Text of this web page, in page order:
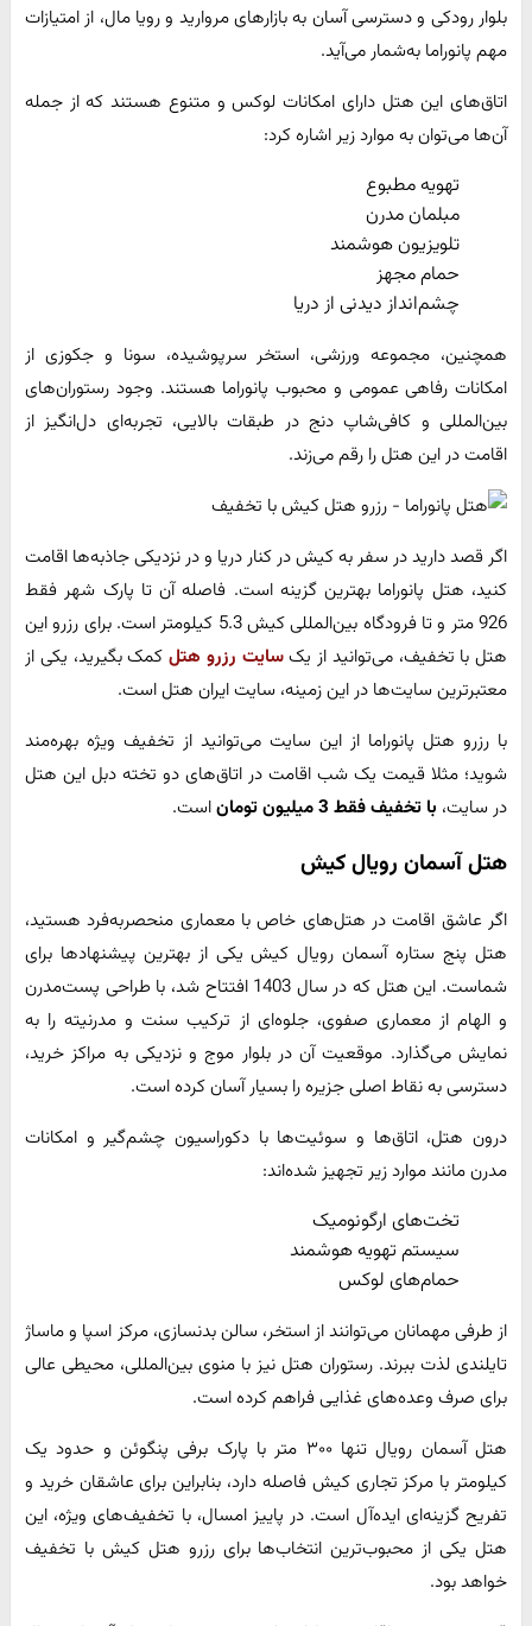
بلوار رودکی و دسترسی آسان به بازارهای مروارید و رویا مال، از امتیازات
مهم پانوراما به‌شمار می‌آید.
اتاق‌های این هتل دارای امکانات لوکس و متنوع هستند که از جمله
آن‌ها می‌توان به موارد زیر اشاره کرد:
تهویه مطبوع
مبلمان مدرن
تلویزیون هوشمند
حمام مجهز
چشم‌انداز دیدنی از دریا
همچنین، مجموعه ورزشی، استخر سرپوشیده، سونا و جکوزی از
امکانات رفاهی عمومی و محبوب پانوراما هستند. وجود رستوران‌های
بین‌المللی و کافی‌شاپ دنج در طبقات بالایی، تجربه‌ای دل‌انگیز از
اقامت در این هتل را رقم می‌زند.
اگر قصد دارید در سفر به کیش در کنار دریا و در نزدیکی جاذبه‌ها اقامت
کنید، هتل پانوراما بهترین گزینه است. فاصله آن تا پارک شهر فقط
926 متر و تا فرودگاه بین‌المللی کیش 5.3 کیلومتر است. برای رزرو این
هتل با تخفیف، می‌توانید از یکسایت رزرو هتل کمک بگیرید، یکی از
معتبرترین سایت‌ها در این زمینه، سایت ایران هتل است.
با رزرو هتل پانوراما از این سایت می‌توانید از تخفیف ویژه بهره‌مند
شوید؛ مثلا قیمت یک شب اقامت در اتاق‌های دو تخته دبل این هتل
در سایت، با تخفیففقط 3 میلیون تومان است.
هتل آسمان رویال کیش
اگر عاشق اقامت در هتل‌های خاص با معماری منحصربه‌فرد هستید،
هتل پنج‌ ستاره آسمان رویال کیش یکی از بهترین پیشنهادها برای
شماست. این هتل که در سال 1403 افتتاح شد، با طراحی پست‌مدرن
و الهام از معماری صفوی، جلوه‌ای از ترکیب سنت و مدرنیته را به
نمایش می‌گذارد. موقعیت آن در بلوار موج و نزدیکی به مراکز خرید،
دسترسی به نقاط اصلی جزیره را بسیار آسان کرده است.
درون هتل، اتاق‌ها و سوئیت‌ها با دکوراسیون چشم‌گیر و امکانات
مدرن مانند موارد زیر تجهیز شده‌اند:
تخت‌های ارگونومیک
سیستم تهویه هوشمند
حمام‌های لوکس
از طرفی مهمانان می‌توانند از استخر، سالن بدنسازی، مرکز اسپا و ماساژ
تایلندی لذت ببرند. رستوران هتل نیز با منوی بین‌المللی، محیطی عالی
برای صرف وعده‌های غذایی فراهم کرده است.
هتل آسمان رویال تنها ۳۰۰ متر با پارک برفی پنگوئن و حدود یک
کیلومتر با مرکز تجاری کیش فاصله دارد، بنابراین برای عاشقان خرید و
تفریح گزینه‌ای ایده‌آل است. در پاییز امسال، با تخفیف‌های ویژه، این
هتل یکی از محبوب‌ترین انتخاب‌ها برای رزرو هتل کیش با تخفیف
خواهد بود.